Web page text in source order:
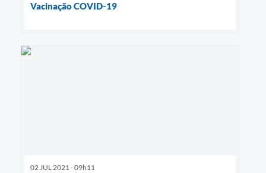
Vacinação COVID-19
02 JUL 2021 - 09h11